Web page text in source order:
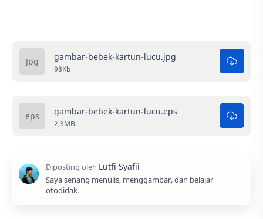
gambar-bebek-kartun-lucu.jpg
98Kb
gambar-bebek-kartun-lucu.eps
2,3MB
Saya senang menulis, menggambar, dan belajar
otodidak.